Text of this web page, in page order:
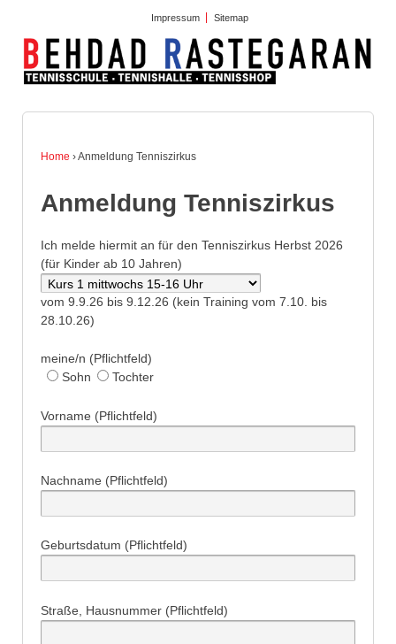
Impressum Sitemap
Home ›Anmeldung Tenniszirkus
Anmeldung Tenniszirkus
Ich melde hiermit an für den Tenniszirkus Herbst 2026
(für Kinder ab 10 Jahren)
vom 9.9.26 bis 9.12.26 (kein Training vom 7.10. bis
28.10.26)
meine/n (Pflichtfeld)
Sohn
Tochter
Vorname (Pflichtfeld)
Nachname (Pflichtfeld)
Geburtsdatum (Pflichtfeld)
Straße, Hausnummer (Pflichtfeld)